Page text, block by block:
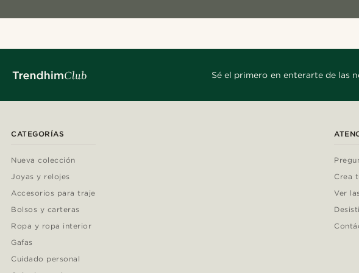
Sé el primero en enterarte de las
CATEGORÍAS
Nueva colección
Joyas y relojes
Accesorios para traje
Bolsos y carteras
Ropa y ropa interior
Gafas
Cuidado personal
Crea
Ver